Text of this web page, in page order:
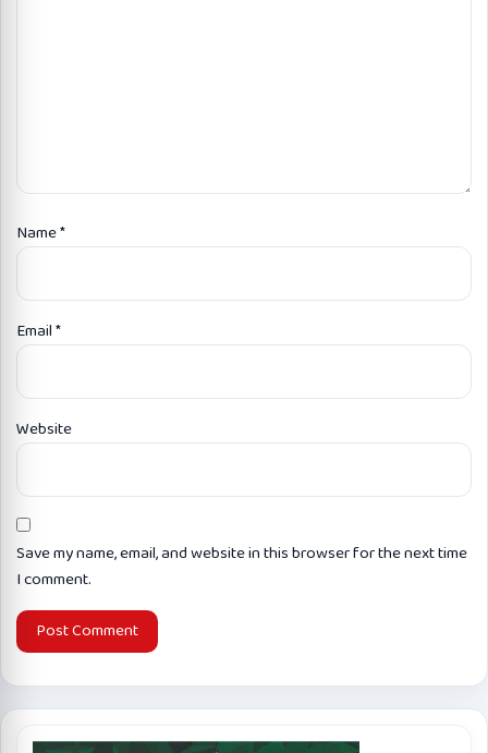
Name*
Email*
Website
Save my name, email, and website in this browser for the next time
I comment.